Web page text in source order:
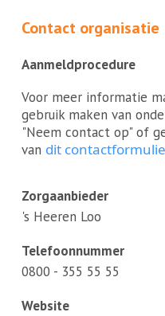
Contact organisatie
Aanmeldprocedure
Voor meer informatie
gebruik maken van
"Neem contact op" of
van dit
Zorgaanbieder
's Heeren Loo
Telefoonnummer
0800 - 355 55 55
Website